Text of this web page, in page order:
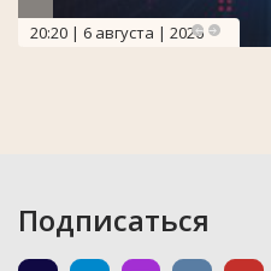
20:20 | 6 августа | 2026
Подписаться